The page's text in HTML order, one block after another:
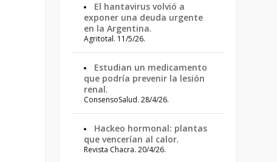
El hantavirus volvió a
exponer una deuda urgente
en la Argentina.
Agritotal. 11/5/26.
Estudian un medicamento
que podría prevenir la lesión
renal.
ConsensoSalud. 28/4/26.
Hackeo hormonal: plantas
que vencerían al calor.
Revista Chacra. 20/4/26.